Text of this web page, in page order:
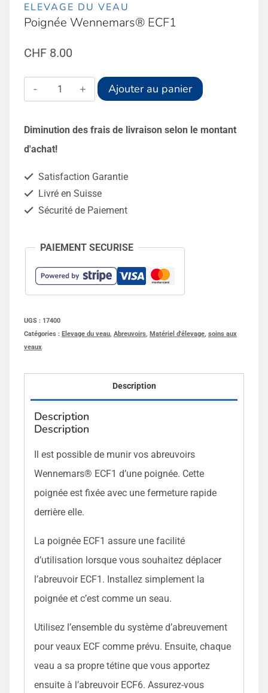
ELEVAGE DU VEAU
Poignée Wennemars® ECF1
CHF 8.00
quantité
de
Poignée
Wennemars®
Ajouter au panier
Diminution des frais de livraison selon le montant
d'achat!
Satisfaction Garantie
Livré en Suisse
Sécurité de Paiement
PAIEMENT SECURISE
UGS : 17400
Catégories : Elevage du veau Abreuvoirs Matériel d'élevage soins aux
veaux
Description
Description
Description
Il est possible de munir vos abreuvoirs
Wennemars® ECF1 d’une poignée. Cette
poignée est fixée avec une fermeture rapide
derrière elle.
La poignée ECF1 assure une facilité
d’utilisation lorsque vous souhaitez déplacer
l’abreuvoir ECF1. Installez simplement la
poignée et c’est comme un seau.
Utilisez l’ensemble du système d’abreuvement
pour veaux ECF comme prévu. Ensuite, chaque
veau a sa propre tétine que vous apportez
ensuite à l’abreuvoir ECF6. Assurez-vous